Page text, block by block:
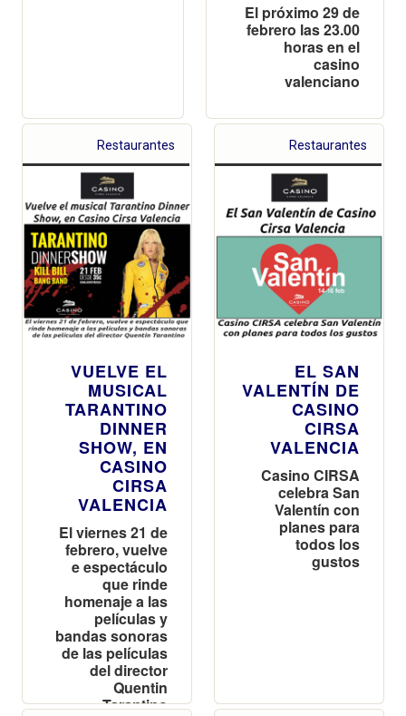
El próximo 29 de
febrero las 23.00
horas en el
casino
valenciano
Restaurantes
VUELVE EL
MUSICAL
TARANTINO
DINNER
SHOW, EN
CASINO
CIRSA
VALENCIA
El viernes 21 de
febrero, vuelve
e espectáculo
que rinde
homenaje a las
películas y
bandas sonoras
de las películas
del director
Quentin
Tarantino
Restaurantes
EL SAN
VALENTÍN DE
CASINO
CIRSA
VALENCIA
Casino CIRSA
celebra San
Valentín con
planes para
todos los
gustos